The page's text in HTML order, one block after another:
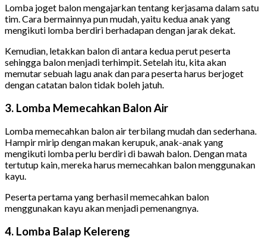
Lomba joget balon mengajarkan tentang kerjasama dalam satu
tim.Cara bermainnya pun mudah, yaitu kedua anak yang
mengikuti lomba berdiri berhadapan dengan jarak dekat.
Kemudian, letakkan balon di antara kedua perut peserta
sehingga balon menjadi terhimpit. Setelah itu, kita akan
memutarsebuah lagu anak dan para peserta harus berjoget
dengan catatan balon tidak boleh jatuh.
3. Lomba Memecahkan Balon Air
Lomba memecahkan balon air terbilang mudah dan sederhana.
Hampir mirip dengan makan kerupuk,anak-anak yang
mengikuti lomba perlu berdiri di bawah balon. Dengan mata
tertutup kain, mereka harus memecahkan balon menggunakan
kayu.
Peserta pertama yang berhasil memecahkan balon
menggunakan kayu akan menjadi pemenangnya.
4. Lomba Balap Kelereng